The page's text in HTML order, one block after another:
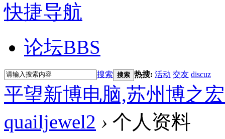
快捷导航
论坛BBS
搜索 搜索 热搜: 活动 交友 discuz
平望新博电脑,苏州博之
quailjewel2 › 个人资料